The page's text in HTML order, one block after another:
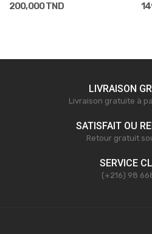
200,000 TND
LIVRAISON
Livraison gratuite à
SATISFAIT OU
Retour gratuit
SERVICE
(+216) 98